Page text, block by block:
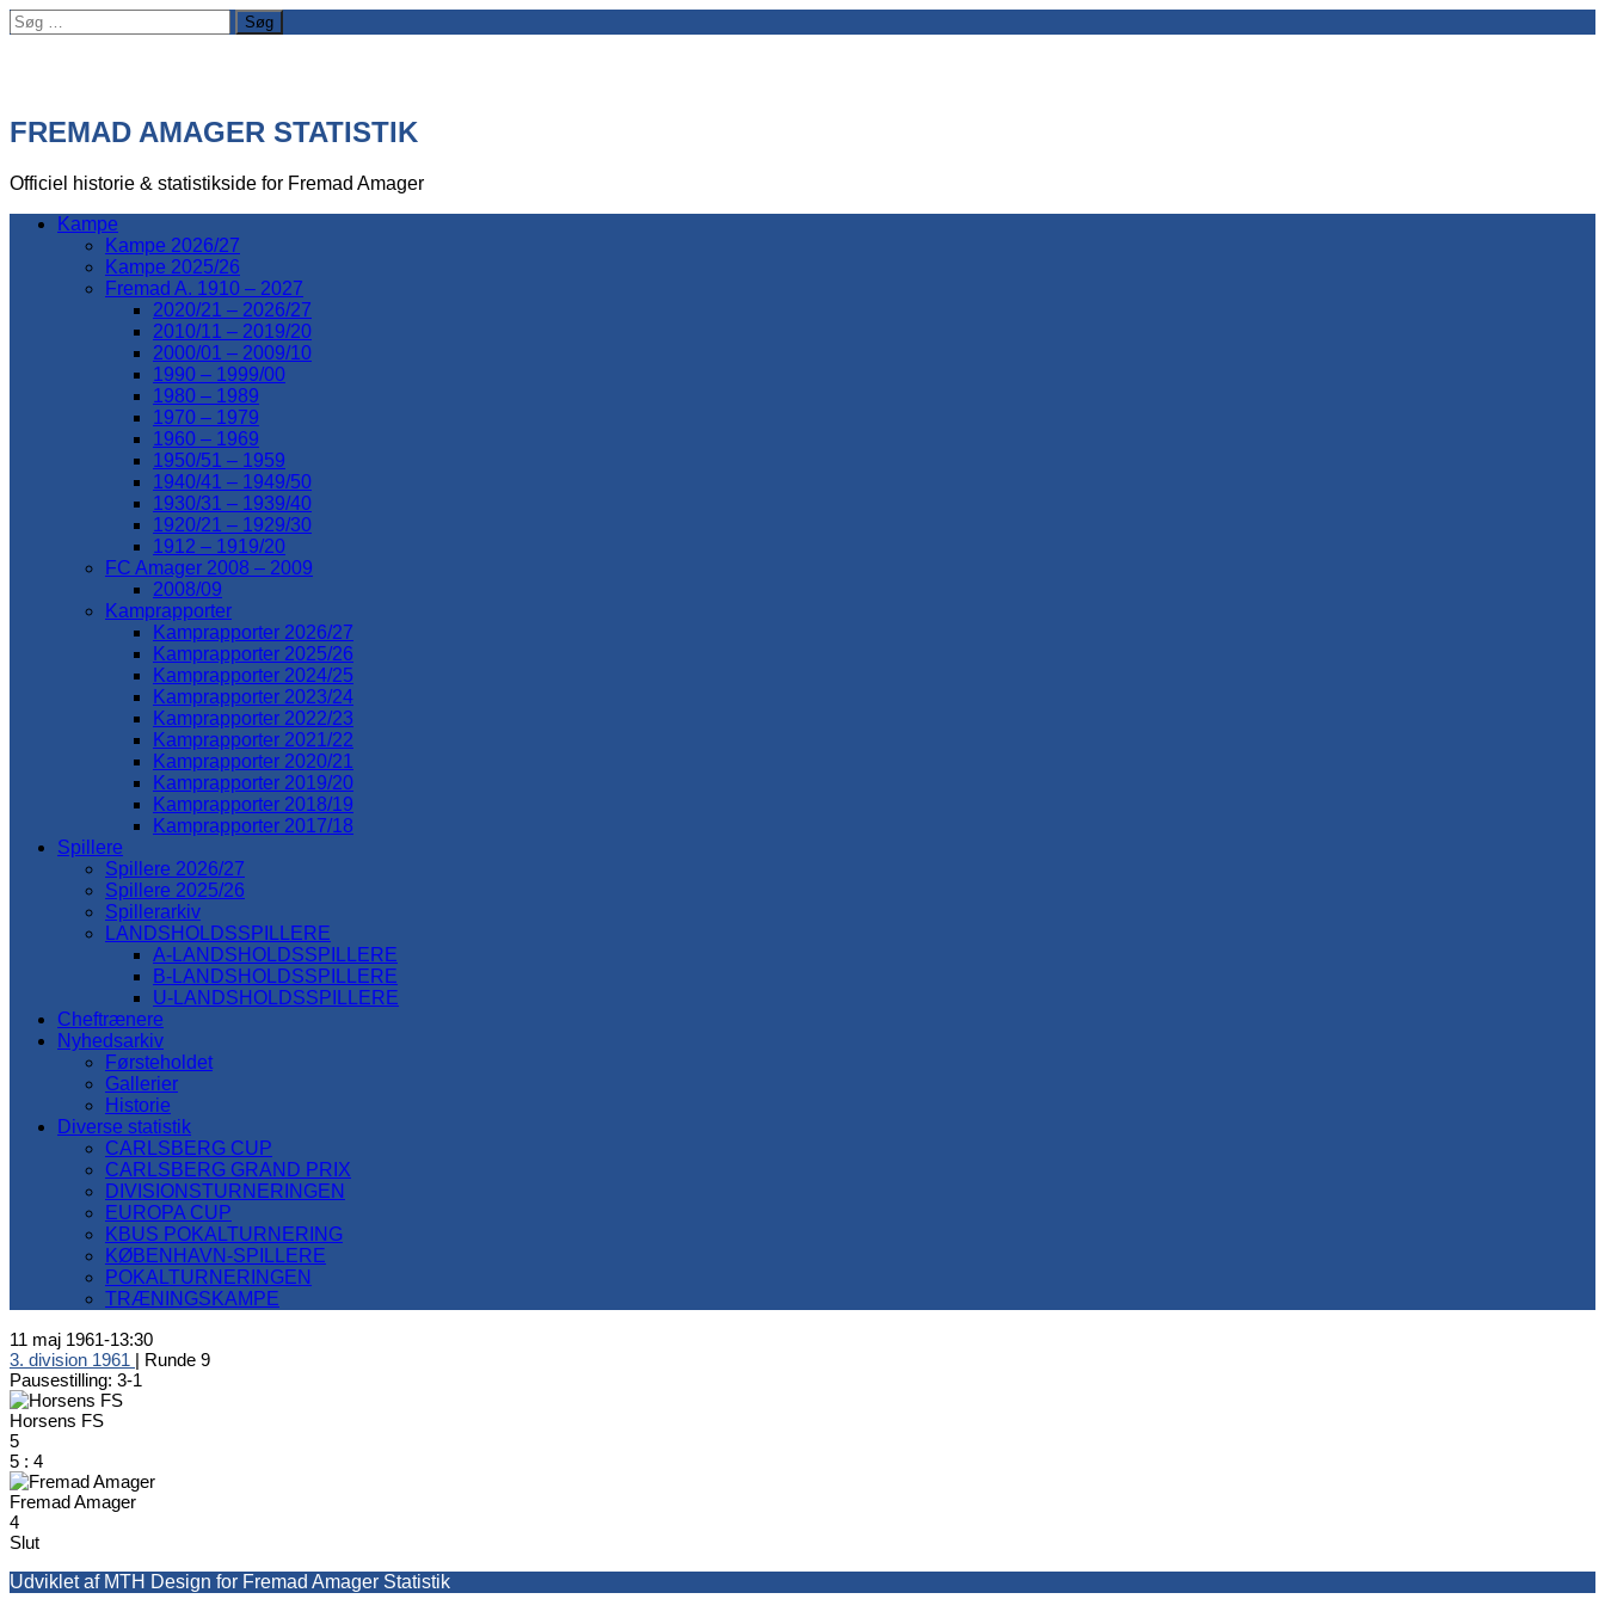
Søg
efter:
FREMAD AMAGER STATISTIK
Officiel historie & statistikside for Fremad Amager
Kampe
Kampe 2026/27
Kampe 2025/26
Fremad A. 1910 – 2027
2020/21 – 2026/27
2010/11 – 2019/20
2000/01 – 2009/10
1990 – 1999/00
1980 – 1989
1970 – 1979
1960 – 1969
1950/51 – 1959
1940/41 – 1949/50
1930/31 – 1939/40
1920/21 – 1929/30
1912 – 1919/20
FC Amager 2008 – 2009
2008/09
Kamprapporter
Kamprapporter 2026/27
Kamprapporter 2025/26
Kamprapporter 2024/25
Kamprapporter 2023/24
Kamprapporter 2022/23
Kamprapporter 2021/22
Kamprapporter 2020/21
Kamprapporter 2019/20
Kamprapporter 2018/19
Kamprapporter 2017/18
Spillere
Spillere 2026/27
Spillere 2025/26
Spillerarkiv
LANDSHOLDSSPILLERE
A-LANDSHOLDSSPILLERE
B-LANDSHOLDSSPILLERE
U-LANDSHOLDSSPILLERE
Cheftrænere
Nyhedsarkiv
Førsteholdet
Gallerier
Historie
Diverse statistik
CARLSBERG CUP
CARLSBERG GRAND PRIX
DIVISIONSTURNERINGEN
EUROPA CUP
KBUS POKALTURNERING
KØBENHAVN-SPILLERE
POKALTURNERINGEN
TRÆNINGSKAMPE
11 maj 1961-13:30
3. division 1961 | Runde 9
Pausestilling: 3-1
Horsens FS
5
5 : 4
Fremad Amager
4
Slut
Udviklet af MTH Design for Fremad Amager Statistik